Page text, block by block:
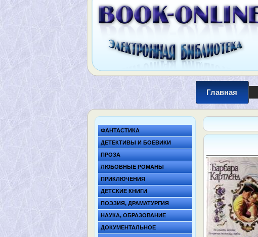
Главная
ФАНТАСТИКА
ДЕТЕКТИВЫ И БОЕВИКИ
ПРОЗА
ЛЮБОВНЫЕ РОМАНЫ
ПРИКЛЮЧЕНИЯ
ДЕТСКИЕ КНИГИ
ПОЭЗИЯ, ДРАМАТУРГИЯ
НАУКА, ОБРАЗОВАНИЕ
ДОКУМЕНТАЛЬНОЕ